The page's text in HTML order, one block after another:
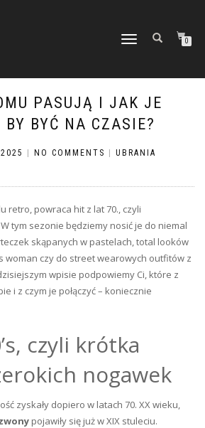
TOGGLE
0
PASUJĄ I JAK JE
BYĆ NA CZASIE?
NO COMMENTS
UBRANIA
retro, powraca hit z lat 70., czyli
W tym sezonie będziemy nosić je do niemal
skąpanych w pastelach, total looków
woman czy do street wearowych outfitów z
wpisie podpowiemy Ci, które z
i z czym je połączyć – koniecznie
czyli krótka
nogawek
zyskały dopiero w latach 70. XX wieku,
pojawiły się już w XIX stuleciu.